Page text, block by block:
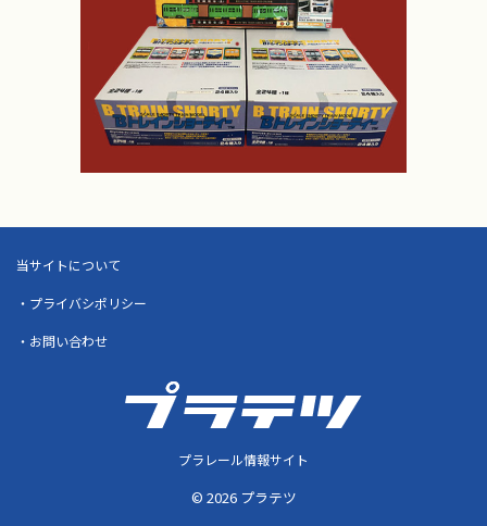
当サイトについて
・プライバシポリシー
・お問い合わせ
プラレール情報サイト
© 2026 プラテツ